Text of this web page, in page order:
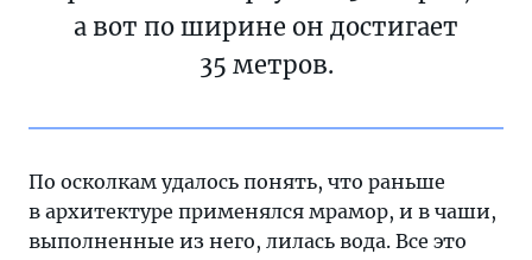
а вот по ширине он достигает
35 метров.
По осколкам удалось понять, что раньше
в архитектуре применялся мрамор, и в чаши,
выполненные из него, лилась вода. Все это